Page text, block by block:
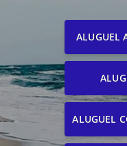
ALUGUEL
ALUGUEL